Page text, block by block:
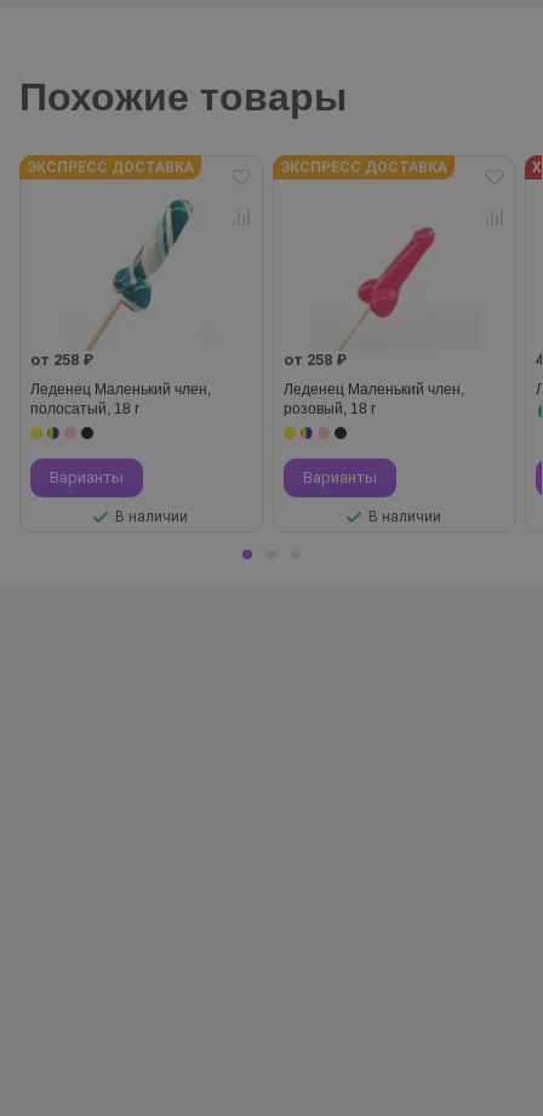
Похожие товары
ЭКСПРЕСС ДОСТАВКА
от 258 ₽
Леденец Маленький член,
полосатый, 18 г
Варианты
В наличии
ЭКСПРЕСС ДОСТАВКА
от 258 ₽
Леденец Маленький член,
розовый, 18 г
Варианты
В наличии